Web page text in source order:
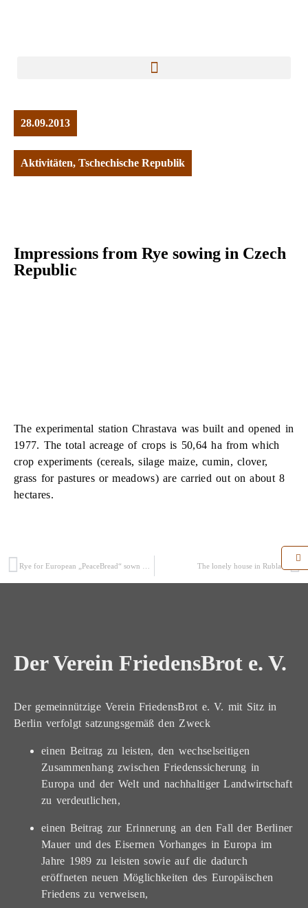
28.09.2013
Aktivitäten, Tschechische Republik
Impressions from Rye sowing in Czech
Republic
The experimental station Chrastava was built and opened in
1977. The total acreage of crops is 50,64 ha from which
crop experiments (cereals, silage maize, cumin, clover,
grass for pastures or meadows) are carried out on about 8
hectares.
The lonely house in Rubla…
Der Verein FriedensBrot e. V.
Der gemeinnützige Verein FriedensBrot e. V. mit Sitz in
Berlin verfolgt satzungsgemäß den Zweck
einen Beitrag zu leisten, den wechselseitigen
Zusammenhang zwischen Friedenssicherung in
Europa und der Welt und nachhaltiger Landwirtschaft
zu verdeutlichen,
einen Beitrag zur Erinnerung an den Fall der Berliner
Mauer und des Eisernen Vorhanges in Europa im
Jahre 1989 zu leisten sowie auf die dadurch
eröffneten neuen Möglichkeiten des Europäischen
Friedens zu verweisen,